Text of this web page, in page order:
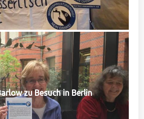
zu Besuch in Berlin